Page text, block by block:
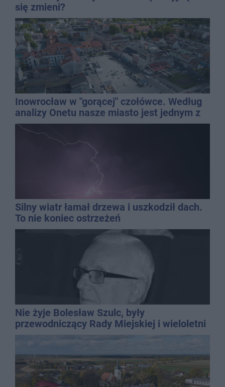
się zmieni?
Inowrocław w "gorącej" czołówce. Według
analizy Onetu nasze miasto jest jednym z
najbardziej narażonych na upały
Silny wiatr łamał drzewa i uszkodził dach.
To nie koniec ostrzeżeń
Nie żyje Bolesław Szulc, były
przewodniczący Rady Miejskiej i wieloletni
dyrektor SP 14